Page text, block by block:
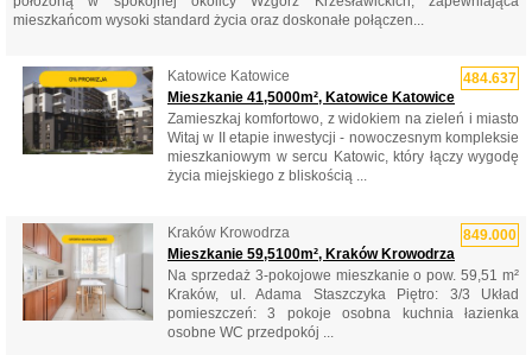
mieszkańcom wysoki standard życia oraz doskonałe połączen...
484.637
Katowice Katowice
Mieszkanie 41,5000m², Katowice Katowice
Zamieszkaj komfortowo, z widokiem na zieleń i miasto
Witaj w II etapie inwestycji - nowoczesnym kompleksie
mieszkaniowym w sercu Katowic, który łączy wygodę
życia miejskiego z bliskością ...
849.000
Kraków Krowodrza
Mieszkanie 59,5100m², Kraków Krowodrza
Na sprzedaż 3-pokojowe mieszkanie o pow. 59,51 m²
Kraków, ul. Adama Staszczyka Piętro: 3/3 Układ
pomieszczeń: 3 pokoje osobna kuchnia łazienka
osobne WC przedpokój ...